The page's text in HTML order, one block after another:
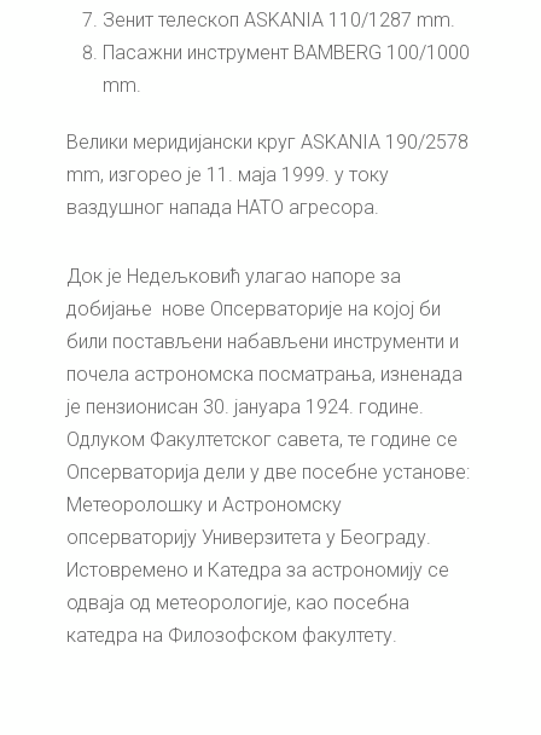
Зенит телескоп ASKANIA 110/1287 mm.
Пасажни инструмент BAMBERG 100/1000
mm.
Велики меридијански круг ASKANIA 190/2578
mm, изгорео је 11. маја 1999. у току
ваздушног напада НАТО агресора.
Док је Недељковић улагао напоре за
добијање нове Опсерваторије на којој би
били постављени набављени инструменти и
почела астрономска посматрања, изненада
је пензионисан 30. јануара 1924. године.
Одлуком Факултетског савета, те године се
Опсерваторија дели у две посебне установе:
Метеоролошку и Астрономску
опсерваторију Универзитета у Београду.
Истовремено и Катедра за астрономију се
одваја од метеорологије, као посебна
катедра на Филозофском факултету.